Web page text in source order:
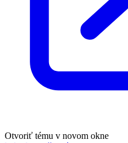
Otvoriť tému v novom okne